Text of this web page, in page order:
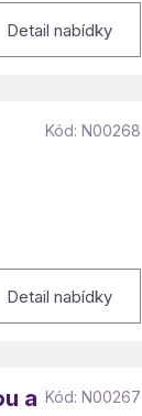
Detail nabídky
Kód: N00268
Detail nabídky
a Kód: N00267